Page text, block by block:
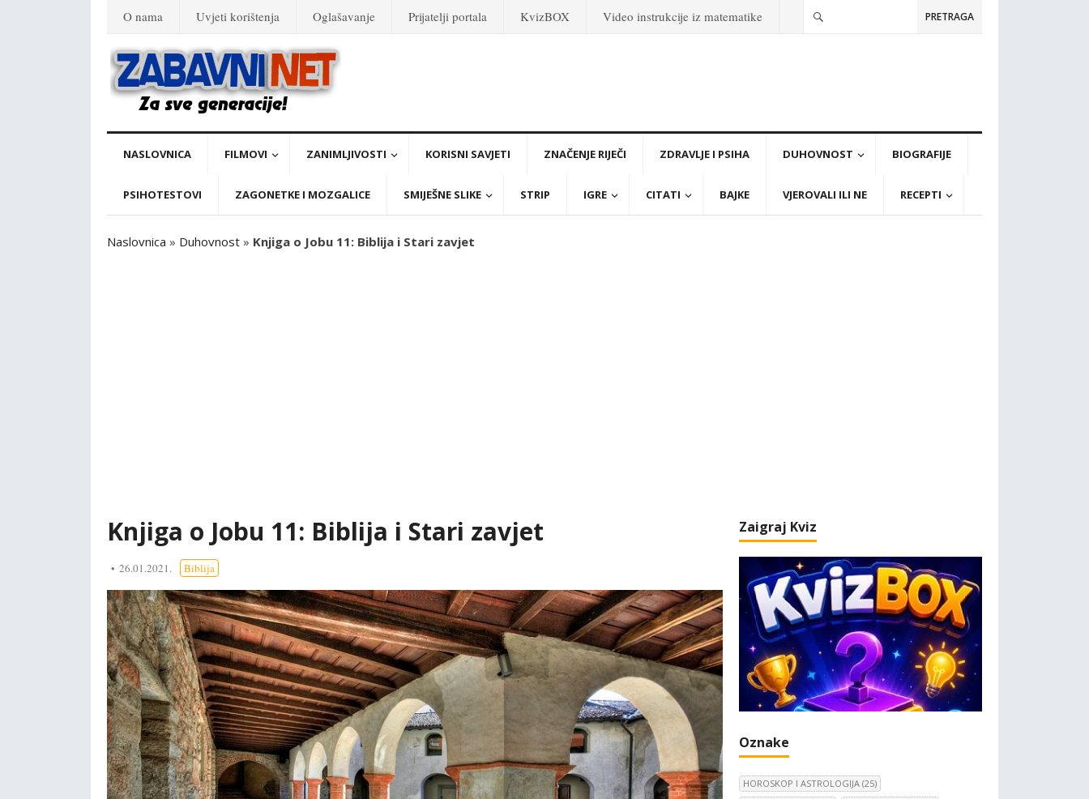
O nama Uvjeti korištenja Oglašavanje Prijatelji portala KvizBOX Video instrukcije iz matematike PRETRAGA
NASLOVNICA FILMOVI ZANIMLJIVOSTI KORISNI SAVJETI ZNAČENJE RIJEČI ZDRAVLJE I PSIHA DUHOVNOST BIOGRAFIJE
PSIHOTESTOVI ZAGONETKE I MOZGALICE SMIJEŠNE SLIKE STRIP IGRE CITATI BAJKE VJEROVALI ILI NE RECEPTI
Naslovnica » Duhovnost » Knjiga o Jobu 11: Biblija i Stari zavjet
Knjiga o Jobu 11: Biblija i Stari zavjet
26.01.2021. Biblija
Zaigraj Kviz
Oznake
HOROSKOP I ASTROLOGIJA (25)